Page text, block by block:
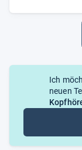
Ich
neuen